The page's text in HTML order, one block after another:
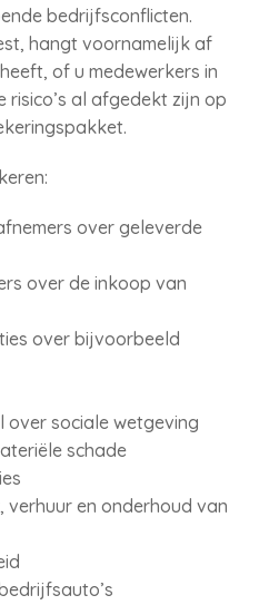
bedrijfsconflicten.
hangt voornamelijk af
of u medewerkers in
al afgedekt zijn op
over geleverde
over de inkoop van
over bijvoorbeeld
over sociale wetgeving
schade
verhuur en onderhoud van